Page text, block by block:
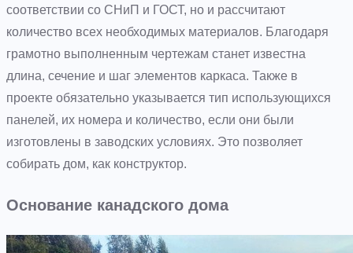
соответствии со СНиП и ГОСТ, но и рассчитают
количество всех необходимых материалов. Благодаря
грамотно выполненным чертежам станет известна
длина, сечение и шаг элементов каркаса. Также в
проекте обязательно указывается тип использующихся
панелей, их номера и количество, если они были
изготовлены в заводских условиях. Это позволяет
собирать дом, как конструктор.
Основание канадского дома